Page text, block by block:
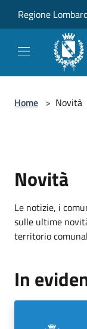
Regione
Home > Novità
Novità
Le notizie, i
sulle ultime
territorio
In